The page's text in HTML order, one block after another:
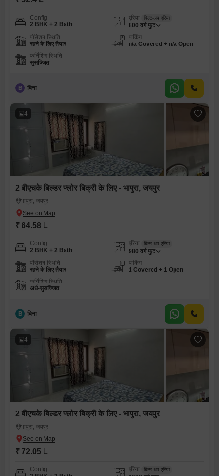
Config
2 BHK + 2 Bath
एरिया बिल्ट-अप एरिया
800 वर्ग फुट
पॉसेशन स्थिति
रहने के लिए तैयार
पार्किंग
n/a Covered + n/a Open
फर्निशिंग स्थिति
सुसज्जित
B बिना
4
2 बीएचके बिल्डर फ्लोर बिक्री के लिए - भापुरा, जयपुर
भापुरा, जयपुर
₹ 64.58 L
Config
2 BHK + 2 Bath
एरिया बिल्ट-अप एरिया
980 वर्ग फुट
पॉसेशन स्थिति
रहने के लिए तैयार
पार्किंग
1 Covered + 1 Open
फर्निशिंग स्थिति
अर्ध-सुसज्जित
B बिना
4
2 बीएचके बिल्डर फ्लोर बिक्री के लिए - भापुरा, जयपुर
भापुरा, जयपुर
₹ 72.05 L
Config
एरिया बिल्ट-अप एरिया